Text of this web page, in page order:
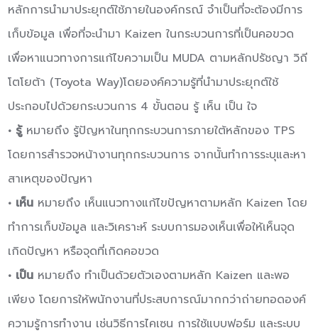
หลักการนำมาประยุกต์ใช้ภายในองค์กรณ์ จำเป็นที่จะต้องมีการ
เก็บข้อมูล เพื่อที่จะนำมา Kaizen ในกระบวนการที่เป็นคอขวด
เพื่อหาแนวทางการแก้ไขความเป็น MUDA ตามหลักปรัชญา วิถี
โตโยต้า (Toyota Way)โดยองค์ความรู้ที่นำมาประยุกต์ใช้
ประกอบไปด้วยกระบวนการ 4 ขั้นตอน รู้ เห็น เป็น ใจ
• รู้หมายถึง รู้ปัญหาในทุกกระบวนการภายใต้หลักของ TPS
โดยการสำรวจหน้างานทุกกระบวนการ จากนั้นทำการระบุและหา
สาเหตุของปัญหา
• เห็น หมายถึง เห็นแนวทางแก้ไขปัญหาตามหลัก Kaizen โดย
ทำการเก็บข้อมูล และวิเคราะห์ ระบบการมองเห็นเพื่อให้เห็นจุด
เกิดปัญหา หรือจุดที่เกิดคอขวด
• เป็น หมายถึง ทำเป็นด้วยตัวเองตามหลัก Kaizen และพอ
เพียง โดยการให้พนักงานที่ประสบการณ์มากกว่าถ่ายทอดองค์
ความรู้การทำงาน เช่นวิธีการไคเซน การใช้แบบฟอร์ม และระบบ